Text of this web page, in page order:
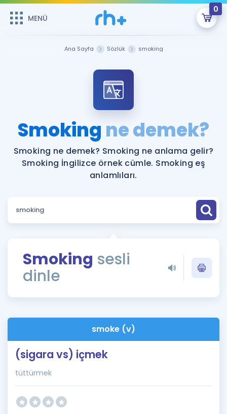
MENÜ
0
Şifremi Hatırlamıyorum
ÜYE DEĞİLİM
Sepetin Şu An Boş.
Remzi Hoca ile seni sınava hazırlayacak onlarca eğitim seni
bekliyor!
MENÜ
Katılımcı Görüşleri
Faydalı Araçlar
Sözlük
Rehberlik Aracı
ÖSYM Sınav Takvimi
İngilizce Gramer
Hakkımızda
Ana Sayfa Sözlük smoking
Smoking ne demek?
Smoking ne demek? Smoking ne anlama gelir?
Smoking İngilizce örnek cümle. Smoking eş
anlamlıları.
Smoking sesli
dinle
smoke (v)
(sigara vs) içmek
tüttürmek